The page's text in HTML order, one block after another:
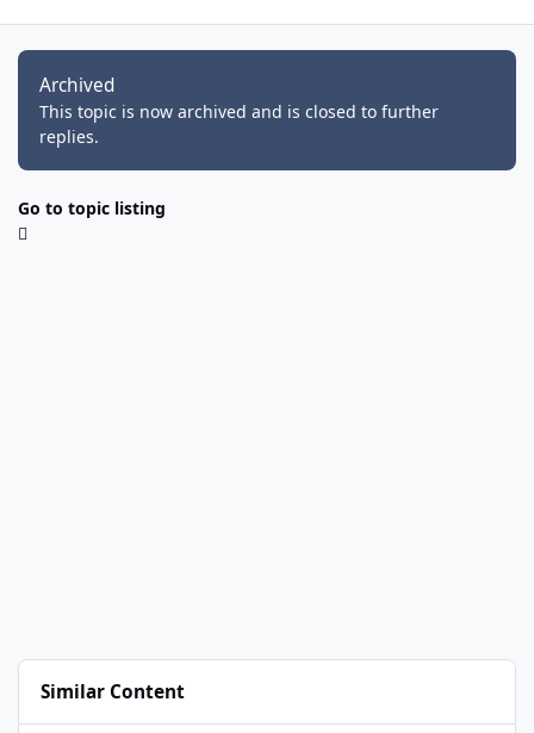
Archived
This topic is now archived and is closed to further
replies.
Go to topic listing
Similar Content